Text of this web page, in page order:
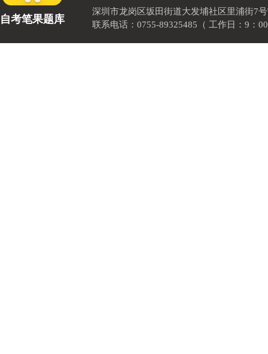
自考笔果题库
深圳市龙岗区坂田街道大发埔社区里浦街7
联系电话：0755-89325485（ 工作日：9：